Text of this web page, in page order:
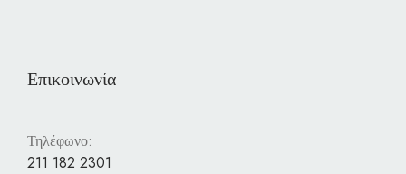
Επικοινωνία
Τηλέφωνο:
211 182 2301